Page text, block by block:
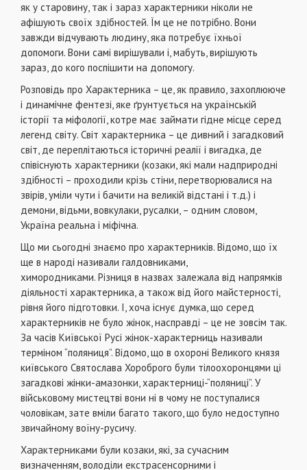
як у старовину, так і зараз характерники ніколи не
афішують своїх здібностей. Їм це не потрібно. Вони
завжди відчувають людину, яка потребує їхньої
допомоги. Вони самі вирішували і, мабуть, вирішують
зараз, до кого поспішити на допомогу.
Розповідь про Характерника – це, як правило, захоплююче
і динамічне фентезі, яке ґрунтується на українській
історії та міфології, котре має займати гідне місце серед
легенд світу. Світ характерника – це дивний і загадковий
світ, де переплітаються історичні реалії і вигадка, де
співіснують характерники (козаки, які мали надприродні
здібності – проходили крізь стіни, перетворювалися на
звірів, уміли чути і бачити на великій відстані і т.д.) і
демони, відьми, вовкулаки, русалки, – одним словом,
Україна реальна і міфічна.
Що ми сьогодні знаємо про характерників. Відомо, що їх
ще в народі називали галдовниками,
химородниками. Різниця в назвах залежала від напрямків
діяльності характерника, а також від його майстерності,
рівня його підготовки. І, хоча існує думка, що серед
характерників не було жінок, насправді – це не зовсім так.
За часів Київської Русі жінок-характерниць називали
терміном “поляниця”. Відомо, що в охороні Великого князя
київського Святослава Хороброго були тілоохоронцями ці
загадкові жінки-амазонки, характерниці-“поляниці”. У
військовому мистецтві вони ні в чому не поступалися
чоловікам, зате вміли багато такого, що було недоступно
звичайному воїну-русичу.
Характерниками були козаки, які, за сучасним
визначенням, володіли екстрасенсорними і